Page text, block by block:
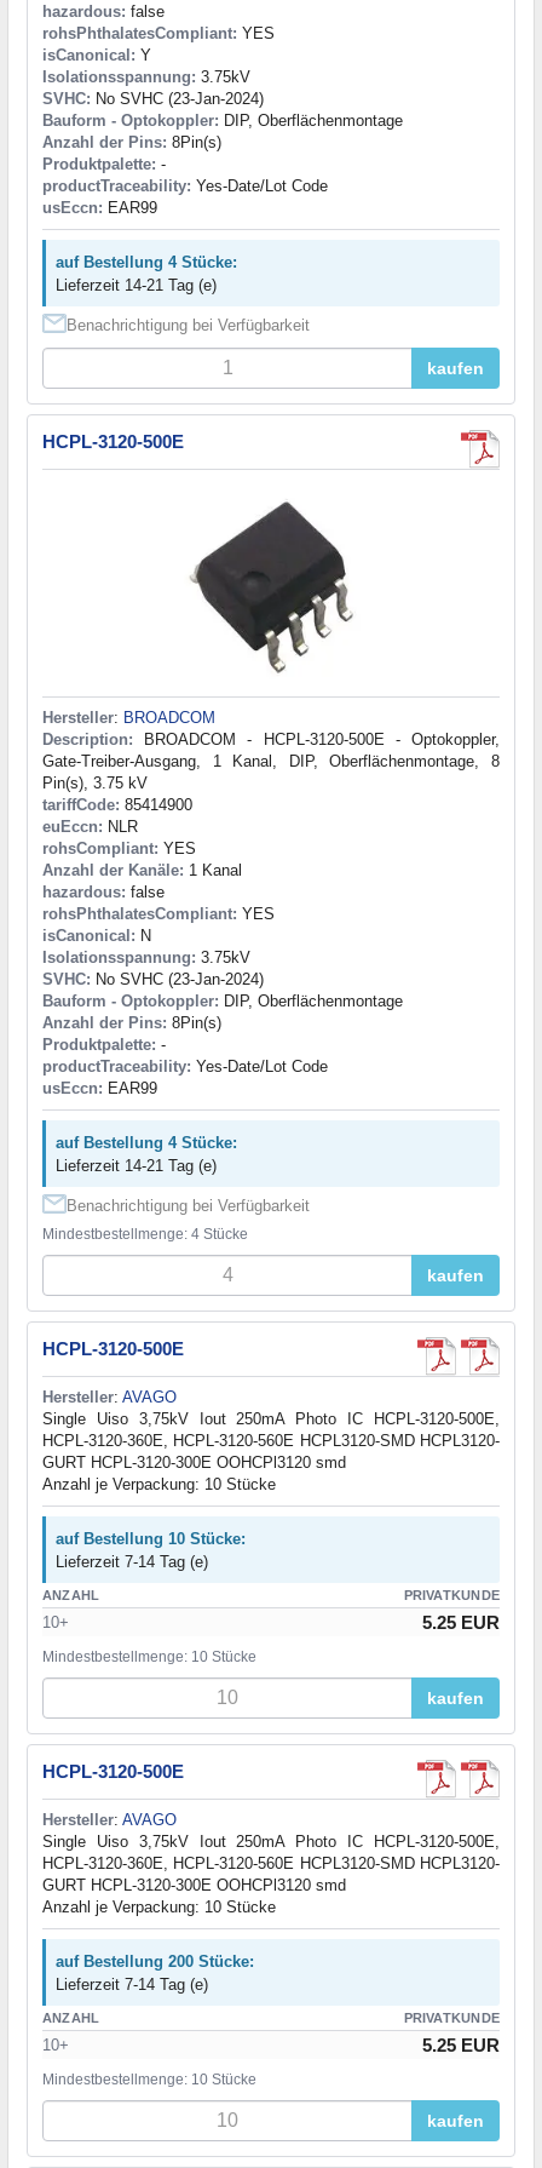
hazardous: false
rohsPhthalatesCompliant: YES
isCanonical: Y
Isolationsspannung: 3.75kV
SVHC: No SVHC (23-Jan-2024)
Bauform - Optokoppler: DIP, Oberflächenmontage
Anzahl der Pins: 8Pin(s)
Produktpalette: -
productTraceability: Yes-Date/Lot Code
usEccn: EAR99
auf Bestellung 4 Stücke:
Lieferzeit 14-21 Tag (e)
Benachrichtigung bei Verfügbarkeit
kaufen
HCPL-3120-500E
Hersteller: BROADCOM
Description: BROADCOM - HCPL-3120-500E - Optokoppler,
Gate-Treiber-Ausgang, 1 Kanal, DIP, Oberflächenmontage, 8
Pin(s), 3.75 kV
tariffCode: 85414900
euEccn: NLR
rohsCompliant: YES
Anzahl der Kanäle: 1 Kanal
hazardous: false
rohsPhthalatesCompliant: YES
isCanonical: N
Isolationsspannung: 3.75kV
SVHC: No SVHC (23-Jan-2024)
Bauform - Optokoppler: DIP, Oberflächenmontage
Anzahl der Pins: 8Pin(s)
Produktpalette: -
productTraceability: Yes-Date/Lot Code
usEccn: EAR99
auf Bestellung 4 Stücke:
Lieferzeit 14-21 Tag (e)
Benachrichtigung bei Verfügbarkeit
Mindestbestellmenge: 4 Stücke
kaufen
HCPL-3120-500E
Hersteller: AVAGO
Single Uiso 3,75kV Iout 250mA Photo IC HCPL-3120-500E,
HCPL-3120-360E, HCPL-3120-560E HCPL3120-SMD HCPL3120-
GURT HCPL-3120-300E OOHCPl3120 smd
Anzahl je Verpackung: 10 Stücke
auf Bestellung 10 Stücke:
Lieferzeit 7-14 Tag (e)
ANZAHL PRIVATKUNDE
10+ 5.25 EUR
Mindestbestellmenge: 10 Stücke
kaufen
HCPL-3120-500E
Hersteller: AVAGO
Single Uiso 3,75kV Iout 250mA Photo IC HCPL-3120-500E,
HCPL-3120-360E, HCPL-3120-560E HCPL3120-SMD HCPL3120-
GURT HCPL-3120-300E OOHCPl3120 smd
Anzahl je Verpackung: 10 Stücke
auf Bestellung 200 Stücke:
Lieferzeit 7-14 Tag (e)
ANZAHL PRIVATKUNDE
10+ 5.25 EUR
Mindestbestellmenge: 10 Stücke
kaufen